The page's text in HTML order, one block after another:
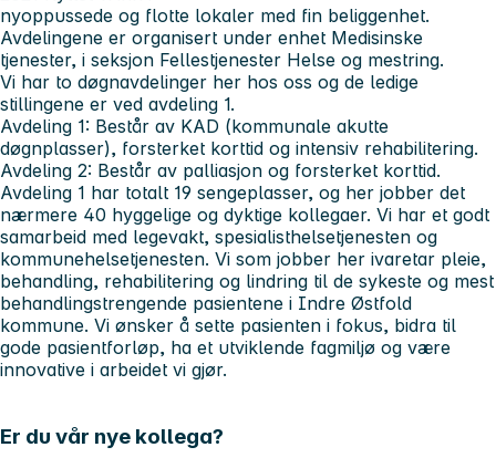
nyoppussede og flotte lokaler med fin beliggenhet.
Avdelingene er organisert under enhet Medisinske
tjenester, i seksjon Fellestjenester Helse og mestring.
Vi har to døgnavdelinger her hos oss og de ledige
stillingene er ved avdeling 1.
Avdeling 1: Består av KAD (kommunale akutte
døgnplasser), forsterket korttid og intensiv rehabilitering.
Avdeling 2: Består av palliasjon og forsterket korttid.
Avdeling 1 har totalt 19 sengeplasser, og her jobber det
nærmere 40 hyggelige og dyktige kollegaer. Vi har et godt
samarbeid med legevakt, spesialisthelsetjenesten og
kommunehelsetjenesten. Vi som jobber her ivaretar pleie,
behandling, rehabilitering og lindring til de sykeste og mest
behandlingstrengende pasientene i Indre Østfold
kommune. Vi ønsker å sette pasienten i fokus, bidra til
gode pasientforløp, ha et utviklende fagmiljø og være
innovative i arbeidet vi gjør.
Er du vår nye kollega?